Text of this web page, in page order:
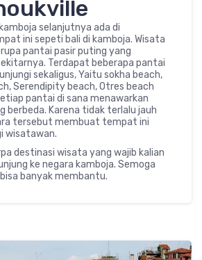
selanjutnya ada di
ini sepeti bali di kamboja. Wisata
pantai pasir puting yang
Terdapat beberapa pantai
sekaligus, Yaitu sokha beach,
Serendipity beach, Otres beach
pantai di sana menawarkan
berbeda. Karena tidak terlalu jauh
tersebut membuat tempat ini
wisatawan.
destinasi wisata yang wajib kalian
ke negara kamboja. Semoga
banyak membantu.